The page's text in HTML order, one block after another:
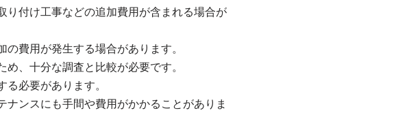
り付け工事などの追加費用が含まれる場合が
費用が発生する場合があります。
、十分な調査と比較が必要です。
必要があります。
ンスにも手間や費用がかかることがありま